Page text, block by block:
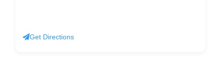
Get Directions